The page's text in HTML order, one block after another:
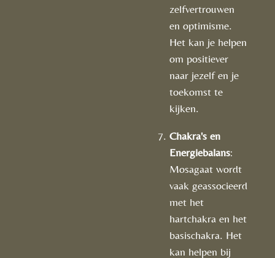
zelfvertrouwen
en optimisme.
Het kan je helpen
om positiever
naar jezelf en je
toekomst te
kijken.
Chakra's en
Energiebalans:
Mosagaat wordt
vaak geassocieerd
met het
hartchakra en het
basischakra. Het
kan helpen bij